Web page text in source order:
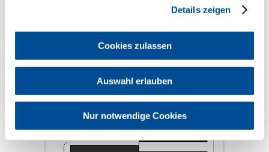
Details zeigen
Cookies zulassen
Auswahl erlauben
Nur notwendige Cookies
wiederholt. Erst dann darf eine
Patientenaufnahme angefertigt werden.
K ist viel dunkler als U: außerhalb der
Toleranz